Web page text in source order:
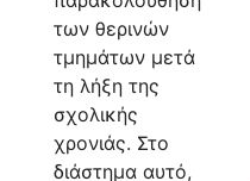
των θερινών
τμημάτων μετά
τη λήξη της
σχολικής
χρονιάς. Στο
διάστημα αυτό,